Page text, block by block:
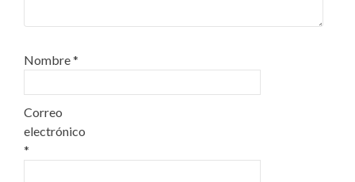
Nombre*
Correo
electrónico
*